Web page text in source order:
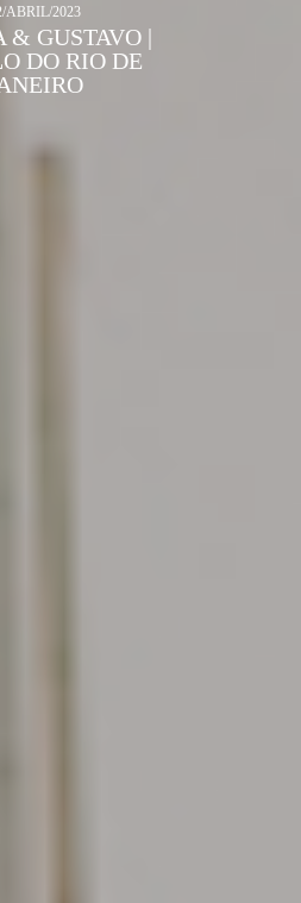
ABRIL/2023
& GUSTAVO |
DO RIO DE